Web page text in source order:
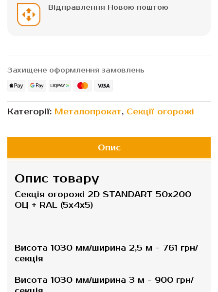
Відправлення Новою поштою
Захищене оформлення замовлень
Категорії: Металопрокат, Секції огорожі
Опис
Опис товару
Секція огорожі 2D STANDART 50х200
ОЦ + RAL (5х4х5)
Висота 1030 мм/ширина 2,5 м - 761 грн/
секція
Висота 1030 мм/ширина 3 м - 900 грн/